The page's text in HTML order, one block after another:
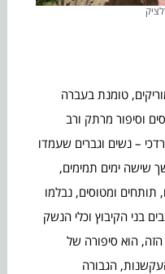
טומנת בעברה
וסיפור מרתק ורב
קיבוץ יד מרדכי – נשים וגברים שעמדו
שישה ימים תמימים,
תותחים ומטוסים, נבלמו
בני הקיבוץ וכלי הנשק
הוא סיפורה של
הגבורה